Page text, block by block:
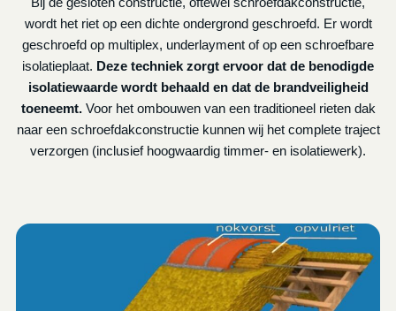
wordt het riet op een dichte ondergrond geschroefd. Er wordt
geschroefd op multiplex, underlayment of op een schroefbare
isolatieplaat. Deze techniek zorgt ervoor dat de benodigde
isolatiewaarde wordt behaald en dat de brandveiligheid
toeneemt.Voor het ombouwen van een traditioneel rieten dak
naar een schroefdakconstructie kunnen wij het complete traject
verzorgen (inclusief hoogwaardig timmer- en isolatiewerk).